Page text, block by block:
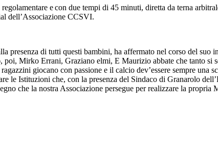
e con due tempi di 45 minuti, diretta da terna
dell’Associazione CCSVI.
presenza di tutti questi bambini, ha affermato nel corso del suo
poi, Mirko Errani, Graziano elmi, E Maurizio abbate che tanto si
ragazzini giocano con passione e il calcio dev’essere sempre una
le Istituzioni che, con la presenza del Sindaco di Granarolo dell’
che la nostra Associazione persegue per realizzare la propria